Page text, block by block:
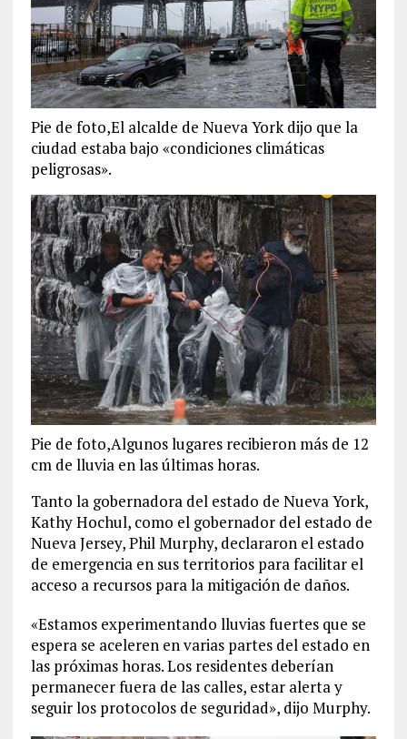
Pie de foto,El alcalde de Nueva York dijo que la
ciudad estaba bajo «condiciones climáticas
peligrosas».
Pie de foto,Algunos lugares recibieron más de 12
cm de lluvia en las últimas horas.
Tanto la gobernadora del estado de Nueva York,
Kathy Hochul, como el gobernador del estado de
Nueva Jersey, Phil Murphy, declararon el estado
de emergencia en sus territorios para facilitar el
acceso a recursos para la mitigación de daños.
«Estamos experimentando lluvias fuertes que se
espera se aceleren en varias partes del estado en
las próximas horas. Los residentes deberían
permanecer fuera de las calles, estar alerta y
seguir los protocolos de seguridad», dijo Murphy.